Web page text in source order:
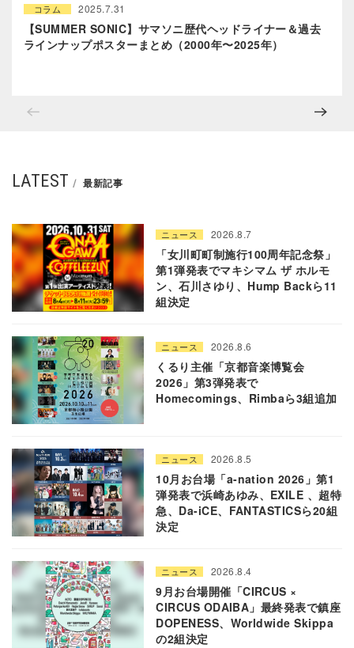
コラム 2025.7.31
【SUMMER SONIC】サマソニ歴代ヘッドライナー＆過去
ラインナップポスターまとめ（2000年〜2025年）
LATEST 最新記事
ニュース 2026.8.7
「女川町町制施行100周年記念祭」
第1弾発表でマキシマム ザ ホルモ
ン、石川さゆり、Hump Backら11
組決定
ニュース 2026.8.6
くるり主催「京都音楽博覧会
2026」第3弾発表で
Homecomings、Rimbaら3組追加
ニュース 2026.8.5
10月お台場「a-nation 2026」第1
弾発表で浜崎あゆみ、EXILE 、超特
急、Da-iCE、FANTASTICSら20組
決定
ニュース 2026.8.4
9月お台場開催「CIRCUS ×
CIRCUS ODAIBA」最終発表で鎮座
DOPENESS、Worldwide Skippa
の2組決定